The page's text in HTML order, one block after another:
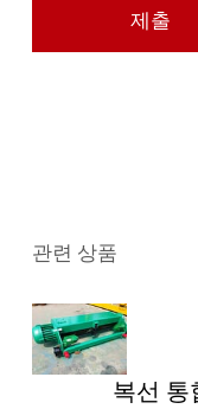
관련 상품
복선 통